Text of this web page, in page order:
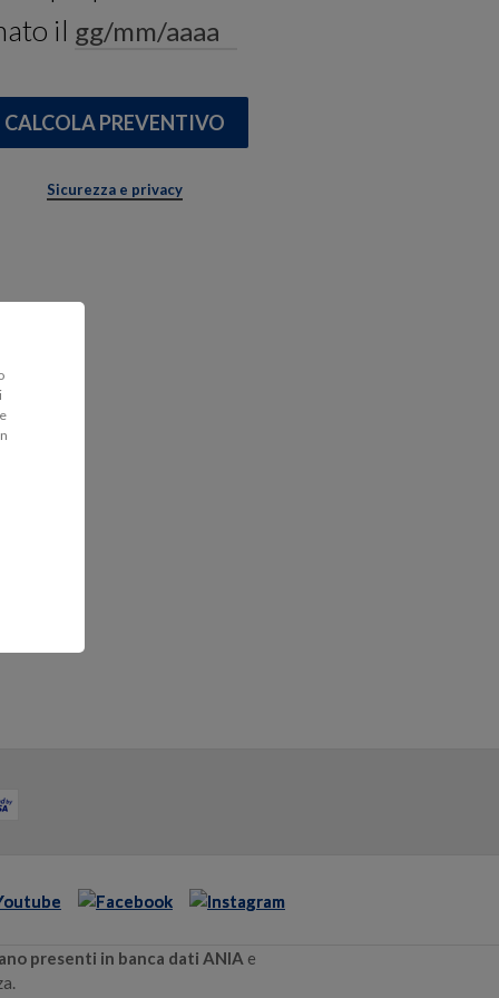
il
Sicurezza e privacy
presenti in banca dati ANIA e